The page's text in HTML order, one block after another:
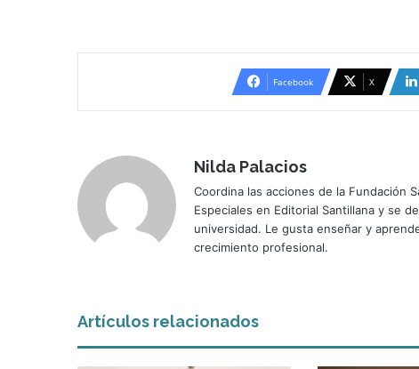
Facebook X
Nilda Palacios
Coordina las acciones de la Fundación
Especiales en Editorial Santillana y se
universidad. Le gusta enseñar y
crecimiento profesional.
Artículos relacionados